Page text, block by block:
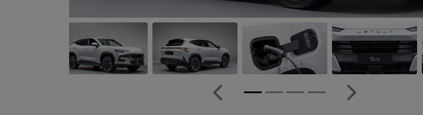
Anterior Próximo